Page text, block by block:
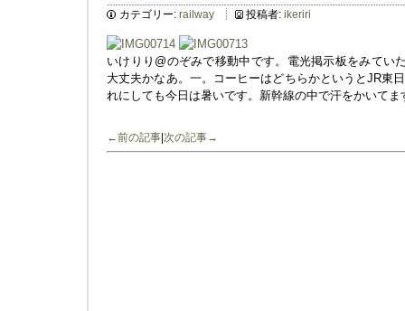
カテゴリー: railway 投稿者: ikeriri
いけりり@のぞみで移動中です。電光掲示板をみてい
大丈夫かなあ。一。コーヒーはどちらかというとJR東
れにしても今日は暑いです。新幹線の中で汗をかいて
←前の記事 次の記事→